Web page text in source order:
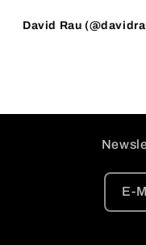
David Rau
E-